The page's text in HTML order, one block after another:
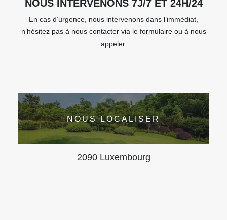
NOUS INTERVENONS 7J/7 ET 24H/24
En cas d’urgence, nous intervenons dans l’immédiat,
n’hésitez pas à nous contacter via le formulaire ou à nous
appeler.
NOUS LOCALISER
2090 Luxembourg